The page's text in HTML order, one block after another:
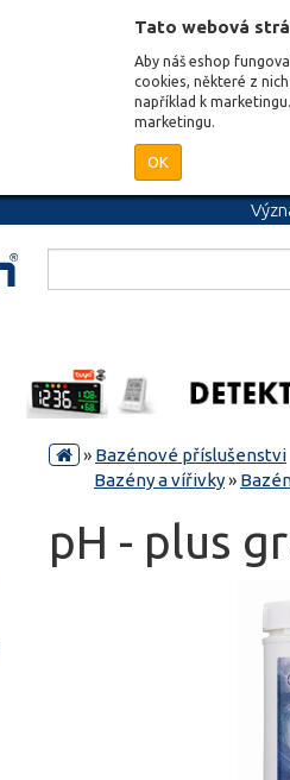
Tato webová
Aby náš eshop
cookies, některé z
například k
marketingu.
OK
» Bazénové příslušenstvi
Bazény a vířivky»
pH - plus